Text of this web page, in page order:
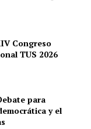
Congreso
TUS 2026
para
y el